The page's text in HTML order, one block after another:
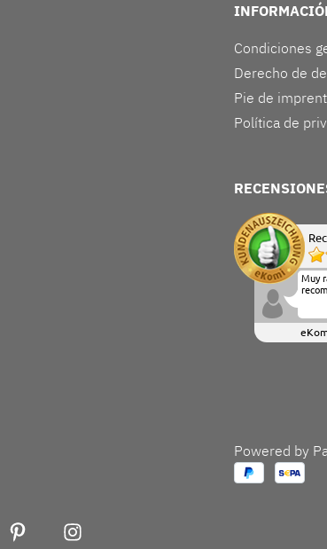
Condiciones
Derecho de
Pie de
Política de
Muy
Powered by